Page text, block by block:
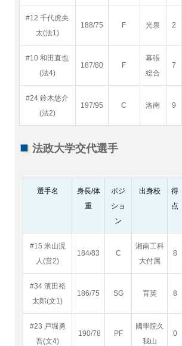
#12 千代虎央
太(法1)
188/75 F 光泉 2
#10 和田直也
(法4)
187/80 F
幕張
総合
7
#24 鈴木悠介
(法2)
197/95 C 洛南 9
法政大学交代選手
選手名
身長/体
重
ポジ
ショ
ン
出身校
得
点
#15 米山滉
人(営2)
184/83 C
湘南工科
大付属
8
#34 濱田裕
太郎(文1)
186/75 SG 育英 8
#23 戸堀勇
吾(文4)
190/78 PF
國學院久
我山
0